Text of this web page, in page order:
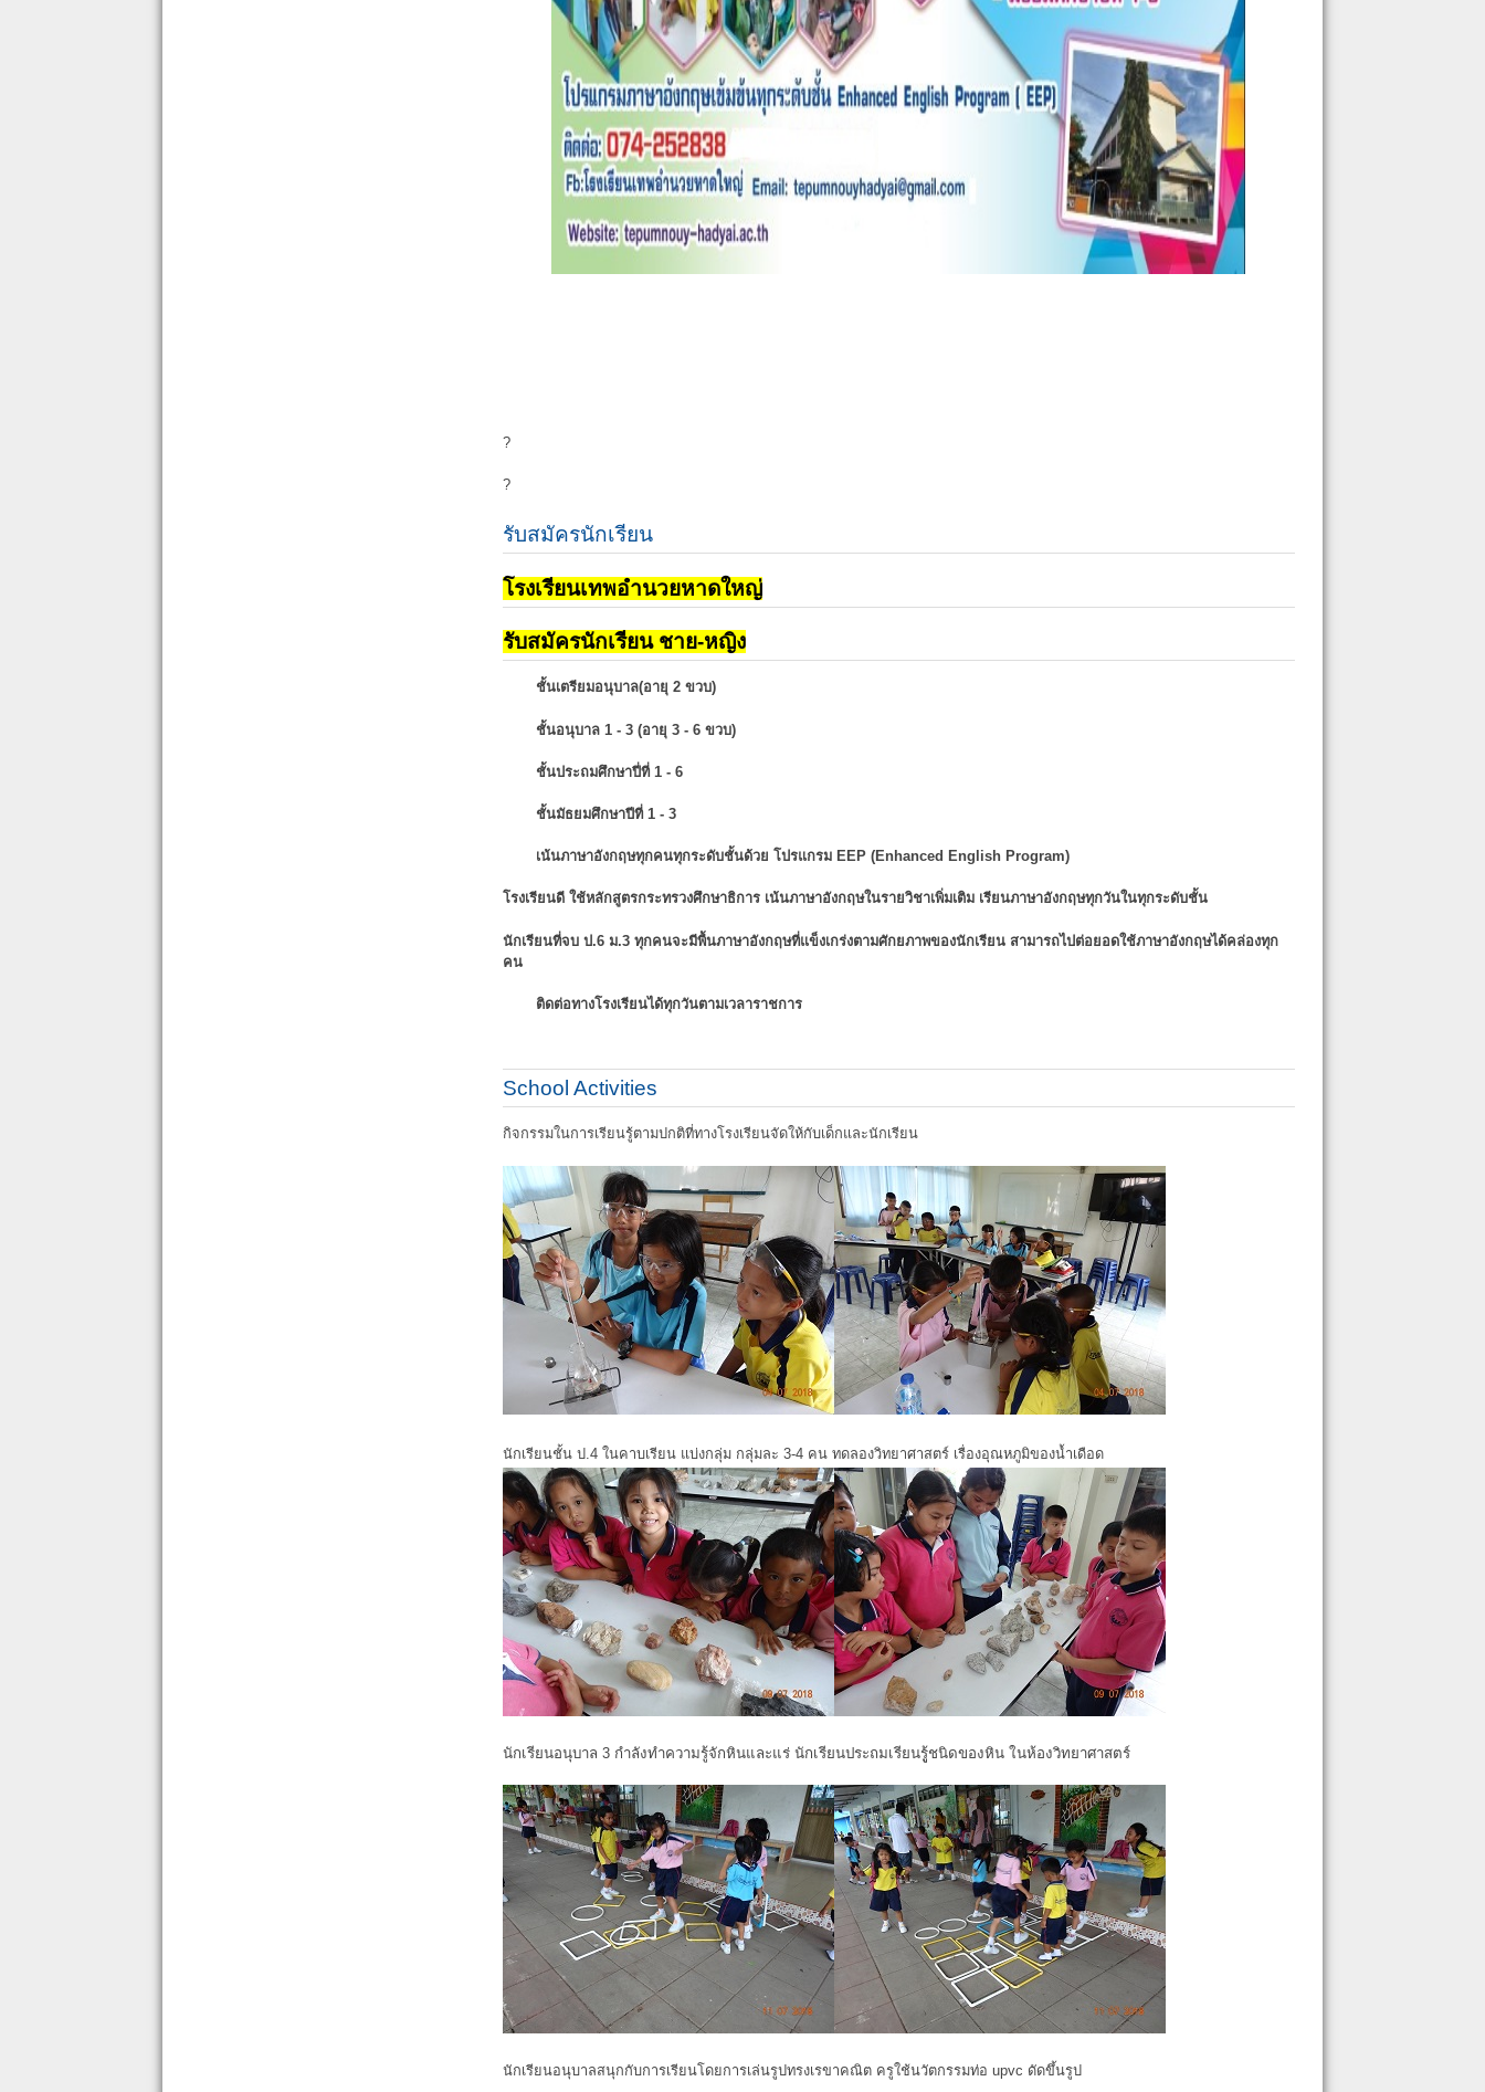
?
?
รับสมัครนักเรียน
โรงเรียนเทพอำนวยหาดใหญ่
รับสมัครนักเรียน ชาย-หญิง
ชั้นเตรียมอนุบาล(อายุ 2 ขวบ)
ชั้นอนุบาล 1 - 3 (อายุ 3 - 6 ขวบ)
ชั้นประถมศึกษาปี่ที่ 1 - 6
ชั้นมัธยมศึกษาปีที่ 1 - 3
เน้นภาษาอังกฤษทุกคนทุกระดับชั้นด้วย โปรแกรม EEP (Enhanced English Program)
โรงเรียนดี ใช้หลักสูตรกระทรวงศึกษาธิการ เน้นภาษาอังกฤษในรายวิชาเพิ่มเติม เรียนภาษาอังกฤษทุกวันในทุกระดับชั้น
นักเรียนที่จบ ป.6 ม.3 ทุกคนจะมีพื้นภาษาอังกฤษที่แข็งเกร่งตามศักยภาพของนักเรียน สามารถไปต่อยอดใช้ภาษาอังกฤษได้คล่องทุก
คน
ติดต่อทางโรงเรียนได้ทุกวันตามเวลาราชการ
School Activities
กิจกรรมในการเรียนรู้ตามปกติที่ทางโรงเรียนจัดให้กับเด็กและนักเรียน
นักเรียนชั้น ป.4 ในคาบเรียน แบ่งกลุ่ม กลุ่มละ 3-4 คน ทดลองวิทยาศาสตร์ เรื่องอุณหภูมิของน้ำเดือด
นักเรียนอนุบาล 3 กำลังทำความรู้จักหินและแร่ นักเรียนประถมเรียนรูู้ชนิดของหิน ในห้องวิทยาศาสตร์
นักเรียนอนุบาลสนุกกับการเรียนโดยการเล่นรูปทรงเรขาคณิต ครูใช้นวัตกรรมท่อ upvc ดัดขึ้นรูป